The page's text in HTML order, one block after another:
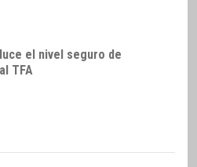
el nivel seguro de
TFA